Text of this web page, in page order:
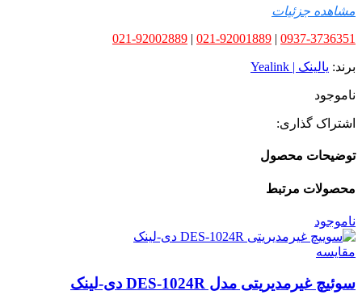
مشاهده جزئیات
0937-3736351
|
021-92001889
|
021-92002889
برند: یالینک | Yealink
ناموجود
اشتراک گذاری:
توضیحات محصول
محصولات مرتبط
ناموجود
مقایسه
سوئیچ غیرمدیریتی مدل DES-1024R دی-لینک